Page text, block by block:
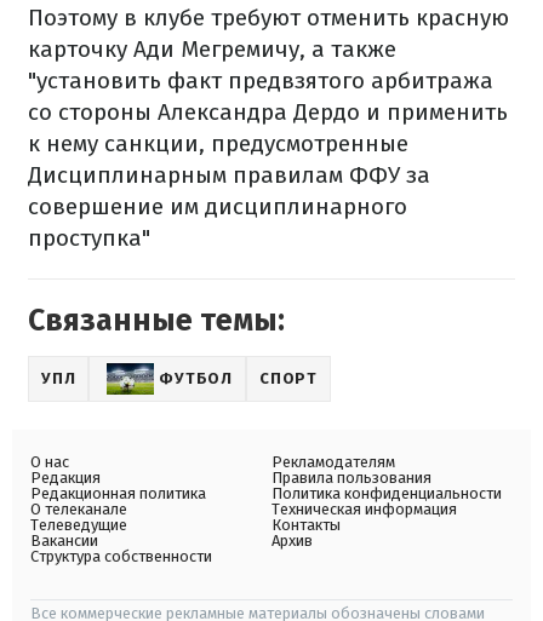
Поэтому в клубе требуют отменить красную
карточку Ади Мегремичу, а также
"установить факт предвзятого арбитража
со стороны Александра Дердо и применить
к нему санкции, предусмотренные
Дисциплинарным правилам ФФУ за
совершение им дисциплинарного
проступка"
Связанные темы:
УПЛ ФУТБОЛ СПОРТ
О нас
Редакция
Редакционная политика
О телеканале
Телеведущие
Вакансии
Структура собственности
Рекламодателям
Правила пользования
Политика конфиденциальности
Техническая информация
Контакты
Архив
Все коммерческие рекламные материалы обозначены словами